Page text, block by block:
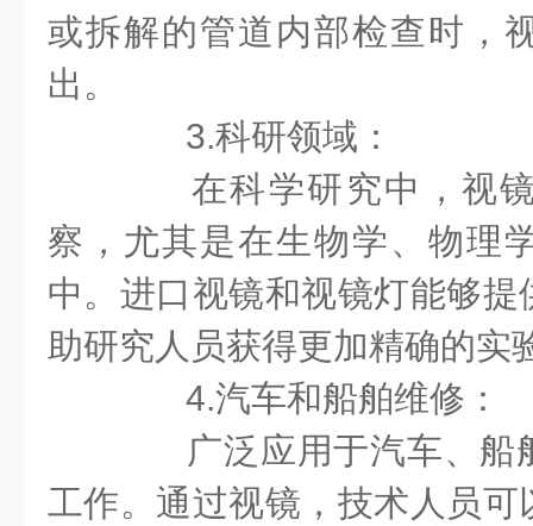
或拆解的管道内部检查时，
出。
3.科研领域：
在科学研究中，视镜
察，尤其是在生物学、物理
中。进口视镜和视镜灯能够
助研究人员获得更加精确的实
4.汽车和船舶维修：
广泛应用于汽车、船
工作。通过视镜，技术人员